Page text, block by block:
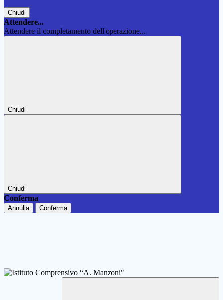
Chiudi
Attendere...
Attendere il completamento dell'operazione...
Chiudi
Chiudi
Conferma
Annulla Conferma